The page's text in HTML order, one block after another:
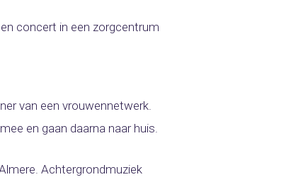
concert in een zorgcentrum
van een vrouwennetwerk.
en gaan daarna naar huis.
Achtergrondmuziek